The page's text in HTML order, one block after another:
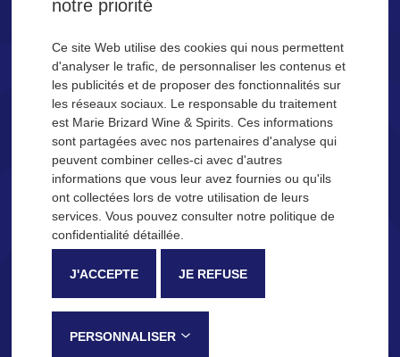
Description Processus de fabrication
La Tequila San José
Reconnaissable entre toutes pour sa douceur et ses notes fruitées,
la Tequila SAN JOSÉ est élaborée dans la province de Jalisco, au
Mexique, selon une méthode traditionnelle qui lui confère ses notes
NOS IDÉES COCKTAILS
Êtes-vous majeur ?
OUI NON
Se souvenir de moi
notre priorité
Ce site Web utilise des cookies qui nous permettent
d'analyser le trafic, de personnaliser les contenus et
les publicités et de proposer des fonctionnalités sur
les réseaux sociaux. Le responsable du traitement
est Marie Brizard Wine & Spirits. Ces informations
sont partagées avec nos partenaires d'analyse qui
peuvent combiner celles-ci avec d'autres
informations que vous leur avez fournies ou qu'ils
ont collectées lors de votre utilisation de leurs
services. Vous pouvez consulter notre politique de
confidentialité détaillée.
J'ACCEPTE JE REFUSE
PERSONNALISER